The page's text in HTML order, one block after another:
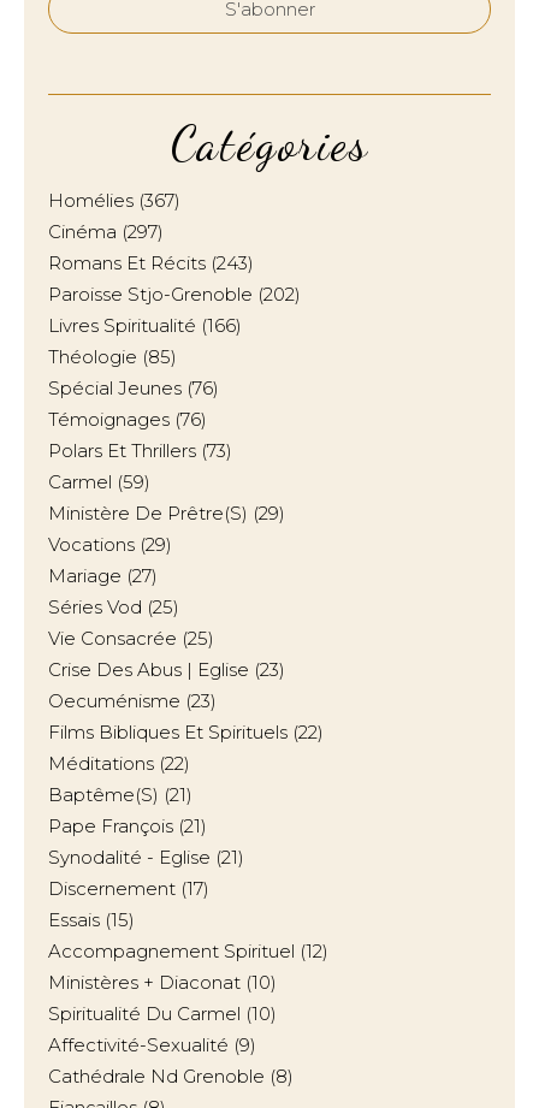
Catégories
Homélies (367)
Cinéma (297)
Romans Et Récits (243)
Paroisse Stjo-Grenoble (202)
Livres Spiritualité (166)
Théologie (85)
Spécial Jeunes (76)
Témoignages (76)
Polars Et Thrillers (73)
Carmel (59)
Ministère De Prêtre(s) (29)
Vocations (29)
Mariage (27)
Séries Vod (25)
Vie Consacrée (25)
Crise Des Abus | Eglise (23)
Oecuménisme (23)
Films Bibliques Et Spirituels (22)
Méditations (22)
Baptême(s) (21)
Pape François (21)
Synodalité - Eglise (21)
Discernement (17)
Essais (15)
Accompagnement Spirituel (12)
Ministères + Diaconat (10)
Spiritualité Du Carmel (10)
Affectivité-Sexualité (9)
Cathédrale Nd Grenoble (8)